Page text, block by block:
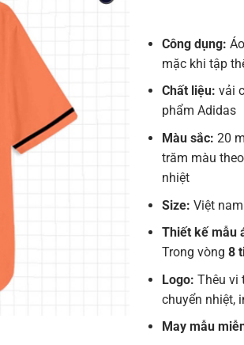
Công dụng:
mặc khi tập
Chất liệu: vải
phẩm Adidas
Màu sắc: 20
trăm màu
nhiệt
Size: Việt
Thiết kế mẫu
Trong vòng 8
Logo: Thêu vi
chuyển nhiệt,
May mẫu